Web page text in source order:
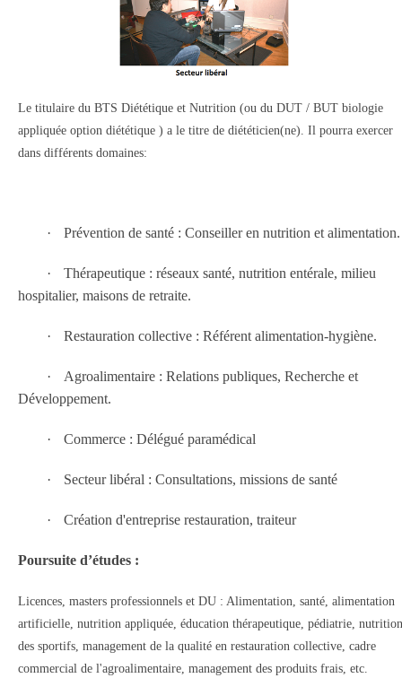
Le titulaire du BTS Diététique et Nutrition (ou du DUT / BUT biologie
appliquée option diététique ) a le titre de diététicien(ne). Il pourra exercer
dans différents domaines:
· Prévention de santé : Conseiller en nutrition et alimentation.
Thérapeutique : réseaux santé, nutrition entérale, milieu
hospitalier, maisons de retraite.
Restauration collective : Référent alimentation-hygiène.
Agroalimentaire : Relations publiques, Recherche et
Développement.
Commerce : Délégué paramédical
Secteur libéral : Consultations, missions de santé
Création d'entreprise restauration, traiteur
Poursuite d’études :
Licences, masters professionnels et DU : Alimentation, santé, alimentation
artificielle, nutrition appliquée, éducation thérapeutique, pédiatrie, nutrition
des sportifs, management de la qualité en restauration collective, cadre
commercial de l'agroalimentaire, management des produits frais, etc.